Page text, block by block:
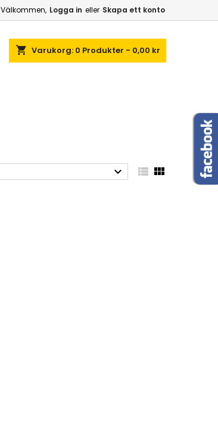
Välkommen, Logga in eller Skapa ett konto
shopping_cart Varukorg: 0 Produkter - 0,00 kr
  